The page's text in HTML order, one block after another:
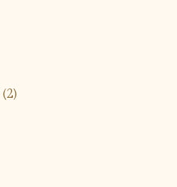
(2)